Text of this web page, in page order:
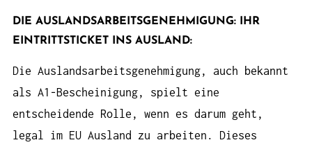
DIE AUSLANDSARBEITSGENEHMIGUNG: IHR
EINTRITTSTICKET INS AUSLAND:
Die Auslandsarbeitsgenehmigung, auch bekannt
als A1-Bescheinigung, spielt eine
entscheidende Rolle, wenn es darum geht,
legal im EU Ausland zu arbeiten. Dieses